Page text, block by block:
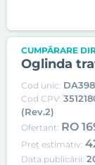
CUMPĂRARE
Oglinda
Cod unic:
Cod CPV:
(Rev.2)
Ofertant: RO
Preț estimativ:
Data publicării: